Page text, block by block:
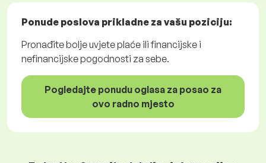
Ponude poslova prikladne za vašu poziciju:
Pronađite bolje uvjete plaće ili financijske i
nefinancijske pogodnosti za sebe.
Pogledajte ponudu oglasa za posao za
ovo radno mjesto